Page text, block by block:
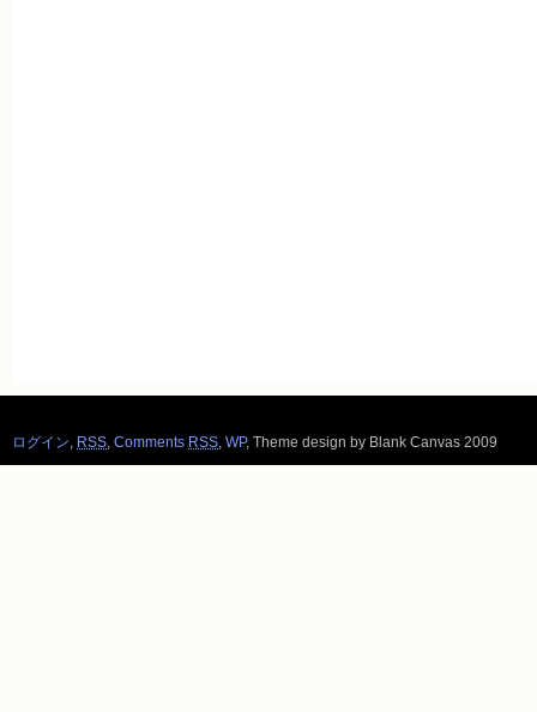
ログイン RSS Comments RSS WP, Theme design by Blank Canvas 2009